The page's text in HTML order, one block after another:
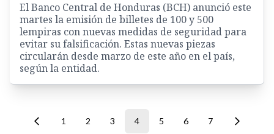
El Banco Central de Honduras (BCH) anunció este
martes la emisión de billetes de 100 y 500
lempiras con nuevas medidas de seguridad para
evitar su falsificación. Estas nuevas piezas
circularán desde marzo de este año en el país,
según la entidad.
1 2 3 4 5 6 7